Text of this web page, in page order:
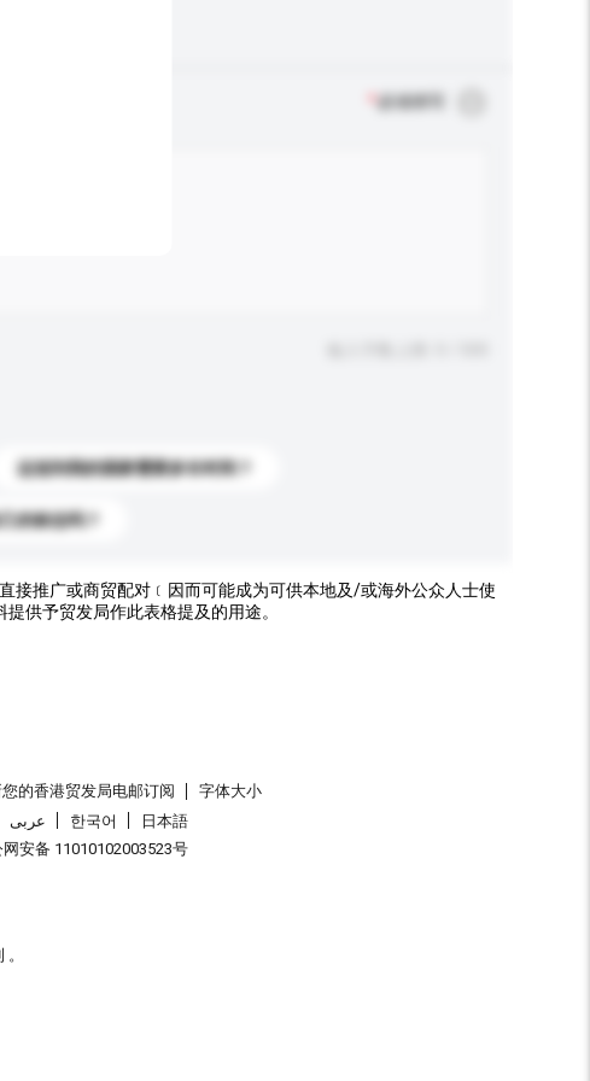
必须填写
运送到我的国家需要多长时间？
的标志吗？
接推广或商贸配对﹝因而可能成为可供本地及/或海外公众人士使
供予贸发局作此表格提及的用途。
的香港贸发局电邮订阅
字体大小
عربى 한국어
日本語
安备 11010102003523号